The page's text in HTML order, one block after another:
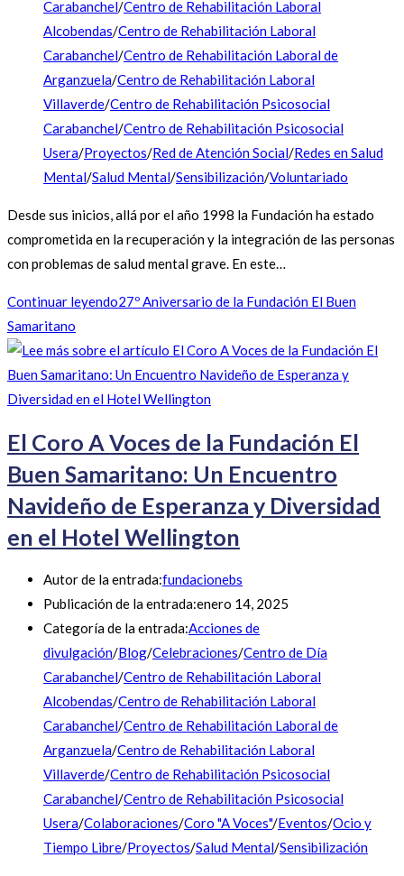
Carabanchel/Centro de Rehabilitación Laboral
Alcobendas/Centro de Rehabilitación Laboral
Carabanchel/Centro de Rehabilitación Laboral de
Arganzuela/Centro de Rehabilitación Laboral
Villaverde/Centro de Rehabilitación Psicosocial
Carabanchel/Centro de Rehabilitación Psicosocial
Usera/Proyectos/Red de Atención Social/Redes en Salud
Mental/Salud Mental/Sensibilización/Voluntariado
Desde sus inicios, allá por el año 1998 la Fundación ha estado
comprometida en la recuperación y la integración de las personas
con problemas de salud mental grave. En este…
Continuar leyendo27º Aniversario de la Fundación El Buen
Samaritano
El Coro A Voces de la Fundación El
Buen Samaritano: Un Encuentro
Navideño de Esperanza y Diversidad
en el Hotel Wellington
Autor de la entrada:fundacionebs
Publicación de la entrada:enero 14, 2025
Categoría de la entrada:Acciones de
divulgación/Blog/Celebraciones/Centro de Día
Carabanchel/Centro de Rehabilitación Laboral
Alcobendas/Centro de Rehabilitación Laboral
Carabanchel/Centro de Rehabilitación Laboral de
Arganzuela/Centro de Rehabilitación Laboral
Villaverde/Centro de Rehabilitación Psicosocial
Carabanchel/Centro de Rehabilitación Psicosocial
Usera/Colaboraciones/Coro "A Voces"/Eventos/Ocio y
Tiempo Libre/Proyectos/Salud Mental/Sensibilización